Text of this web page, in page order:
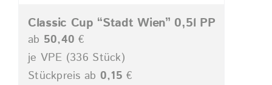
Classic Cup “Stadt Wien” 0,5l PP
ab 50,40 €
je VPE (336 Stück)
Stückpreis ab 0,15 €